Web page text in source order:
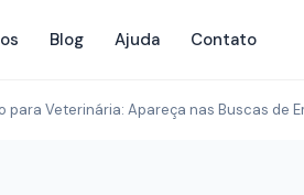
Blog Ajuda Contato
para Veterinária: Apareça nas Buscas de